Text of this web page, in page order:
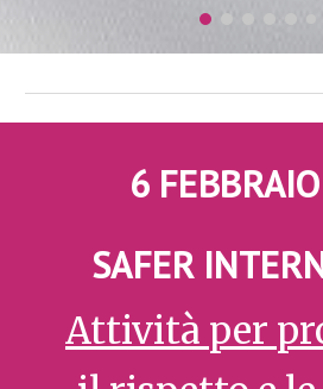
6
SAFER
Attività per